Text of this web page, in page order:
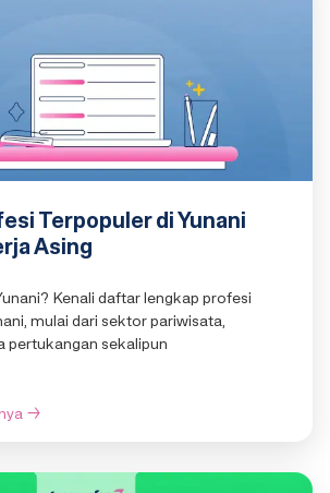
Terpopuler di Yunani
Asing
Kenali daftar lengkap profesi
mulai dari sektor pariwisata,
pertukangan sekalipun
→